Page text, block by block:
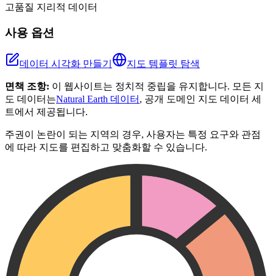
고품질 지리적 데이터
사용 옵션
데이터 시각화 만들기 지도 템플릿 탐색
면책 조항: 이 웹사이트는 정치적 중립을 유지합니다. 모든 지
도 데이터는Natural Earth 데이터 , 공개 도메인 지도 데이터 세
트에서 제공됩니다.
주권이 논란이 되는 지역의 경우, 사용자는 특정 요구와 관점
에 따라 지도를 편집하고 맞춤화할 수 있습니다.